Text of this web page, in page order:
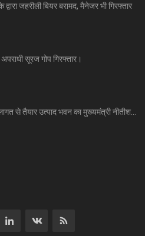
जहरीली बियर बरामद, मैनेजर भी गिरफ्तार
सूरज गोप गिरफ्तार।
से तैयार उत्पाद भवन का मुख्यमंत्री नीतीश...